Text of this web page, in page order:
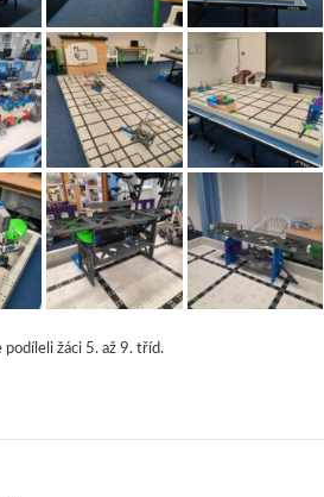
podíleli žáci 5. až 9. tříd.